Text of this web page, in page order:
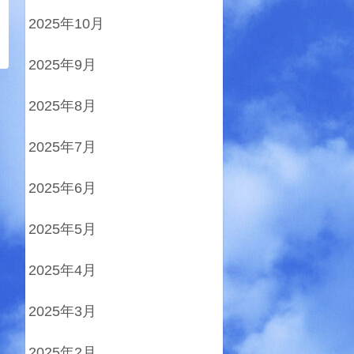
2025年10月
2025年9月
2025年8月
2025年7月
2025年6月
2025年5月
2025年4月
2025年3月